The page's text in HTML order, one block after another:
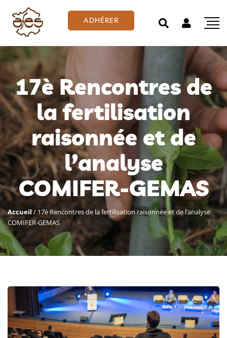
ADHÉRER
17è Rencontres de
la fertilisation
raisonnée et de
l’analyse
COMIFER-GEMAS
Accueil / 17è Rencontres de la fertilisation raisonnée et de l’analyse
COMIFER-GEMAS